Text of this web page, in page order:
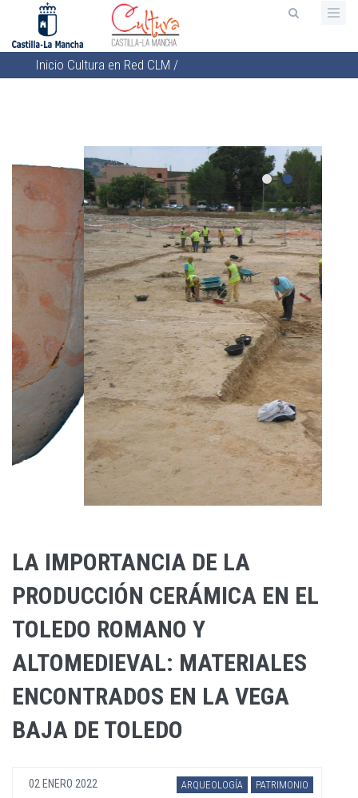
contenido
principal
Sobrescribir
a
navegación
Inicio Cultura en Red CLM /
LA IMPORTANCIA DE LA
PRODUCCIÓN CERÁMICA EN EL
TOLEDO ROMANO Y
ALTOMEDIEVAL: MATERIALES
ENCONTRADOS EN LA VEGA
BAJA DE TOLEDO
02 ENERO 2022 ARQUEOLOGÍA PATRIMONIO